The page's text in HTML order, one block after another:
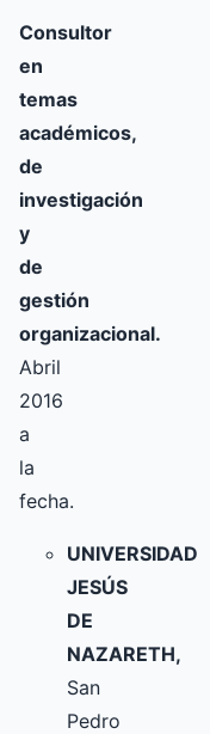
Consultor
en
temas
académicos,
de
investigación
y
de
gestión
organizacional.
Abril
2016
a
la
fecha.
UNIVERSIDAD
JESÚS
DE
NAZARETH,
San
Pedro